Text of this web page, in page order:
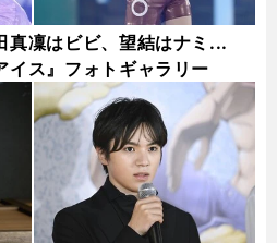
真凜はビビ、望結はナミ...
イス』フォトギャラリー